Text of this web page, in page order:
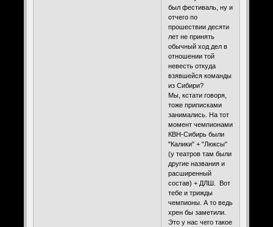
был фестиваль, ну и
отчего по
прошествии десяти
лет не принять
обычный ход дел в
отношении той
невесть откуда
взявшейся команды
из Сибири?
Мы, кстати говоря,
тоже приписками
занимались. На тот
момент чемпионами
КВН-Сибирь были
"Калики" + "Люксы"
(у театров там были
другие названия и
расширенный
состав) + ДЛШ. Вот
тебе и трижды
чемпионы. А то ведь
хрен бы заметили.
Это у нас чего такое